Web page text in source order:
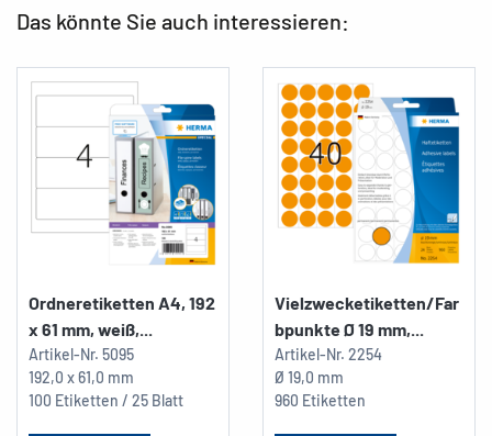
Das könnte Sie auch interessieren:
Ordneretiketten A4, 192
x 61 mm, weiß,...
Artikel-Nr. 5095
192,0 x 61,0 mm
100 Etiketten / 25 Blatt
Vielzwecketiketten/Far
bpunkte Ø 19 mm,...
Artikel-Nr. 2254
Ø 19,0 mm
960 Etiketten